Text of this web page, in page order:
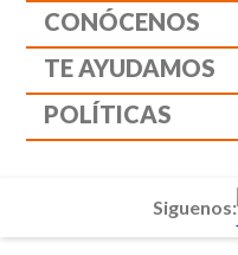
CONÓCENOS
TE AYUDAMOS
POLÍTICAS
Siguenos: